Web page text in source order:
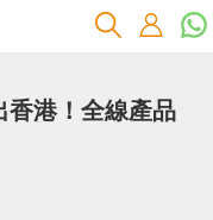
香港！全線產品